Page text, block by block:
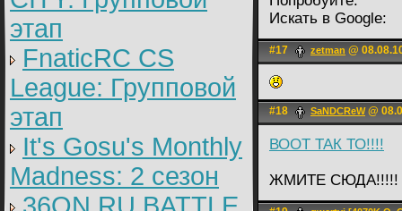
этап
FnaticRC CS
League: Групповой
этап
It's Gosu's Monthly
Madness: 2 сезон
Искать в Google:
#17 zetman @
#18 SaNDCReW@
ВООТ ТАК ТО!!!!
ЖМИТЕ СЮДА!!!!!